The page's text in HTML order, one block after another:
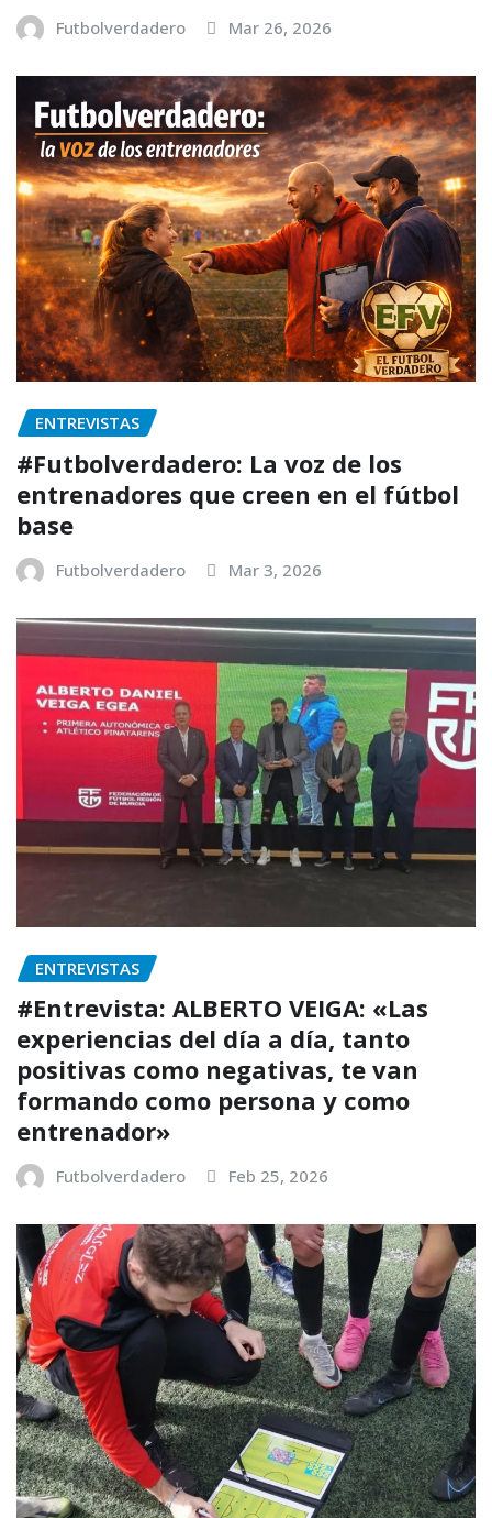
Futbolverdadero Mar 26, 2026
ENTREVISTAS
#Futbolverdadero: La voz de los
entrenadores que creen en el fútbol
base
Futbolverdadero Mar 3, 2026
ENTREVISTAS
#Entrevista: ALBERTO VEIGA: «Las
experiencias del día a día, tanto
positivas como negativas, te van
formando como persona y como
entrenador»
Futbolverdadero Feb 25, 2026